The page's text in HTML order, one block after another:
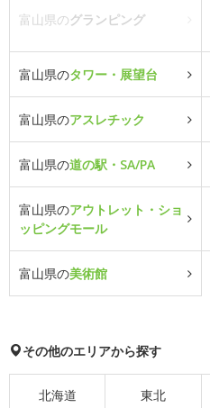
富山県のグランピング
富山県のタワー・展望台
富山県のアスレチック
富山県の道の駅・SA/PA
富山県のアウトレット・ショ
ッピングモール
富山県の美術館
その他のエリアから探す
北海道 東北